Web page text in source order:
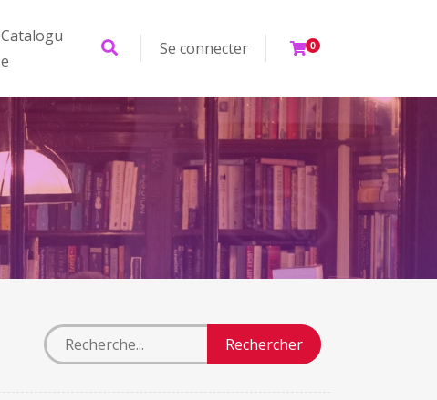
Catalogu
e
Se connecter 0